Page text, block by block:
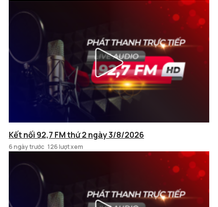
Kết nối 92,7 FM thứ 2 ngày 3/8/2026
6 ngày trước 126 lượt xem